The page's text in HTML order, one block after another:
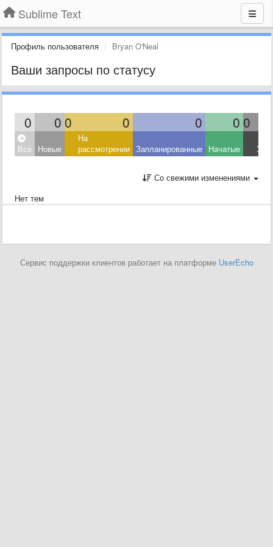
Sublime Text
Профиль пользователя Bryan O'Neal
Ваши запросы по статусу
0 0 0 0 0 0 0
Все Новые
На
рассмотрении Запланированные Начатые
Со свежими изменениями
Нет тем
Сервис поддержки клиентов работает на платформе UserEcho